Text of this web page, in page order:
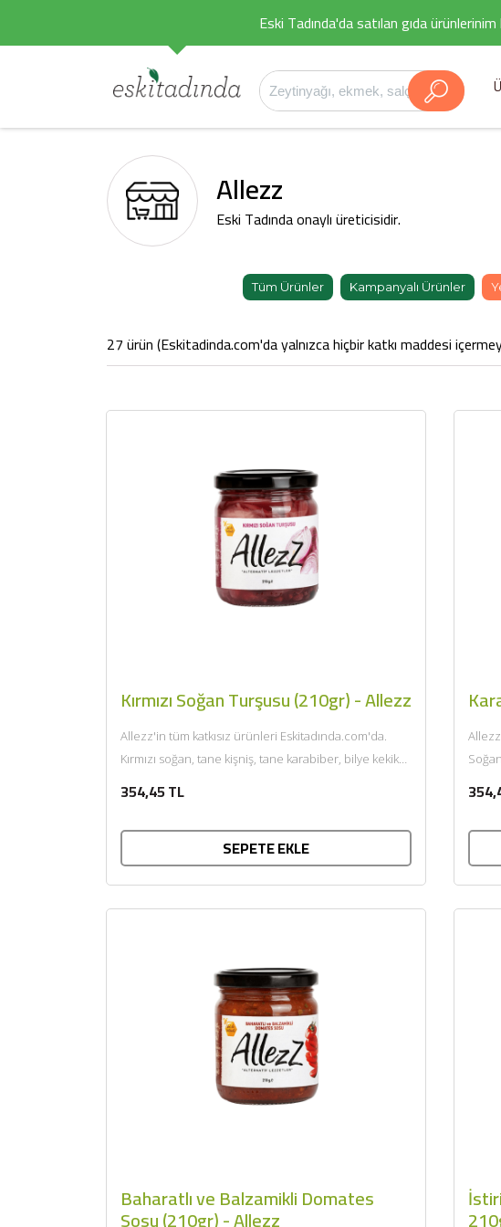
Eski Tadında'da satılan gıda
Allezz
Eski Tadında onaylı üreticisidir.
Tüm Ürünler Kampanyalı Ürünler
27 ürün (Eskitadinda.com'da yalnızca hiçbir katkı maddesi
Kırmızı Soğan Turşusu (210gr) - Allezz
Allezz'in tüm katkısız ürünleri Eskitadında.com'da.
Kırmızı soğan, tane kişniş, tane karabiber, bilye kekik
354,45 TL
SEPETE EKLE
Baharatlı ve Balzamikli Domates
Sosu (210gr) - Allezz